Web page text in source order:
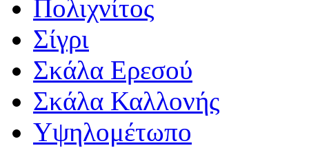
Πολιχνίτος
Σίγρι
Σκάλα Ερεσού
Σκάλα Καλλονής
Υψηλομέτωπο